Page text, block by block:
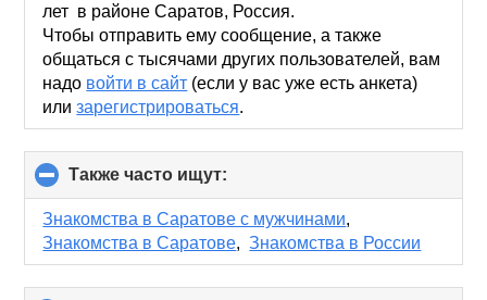
лет в районе Саратов, Россия.
Чтобы отправить ему сообщение, а также
общаться с тысячами других пользователей, вам
надо войти в сайт (если у вас уже есть анкета)
илизарегистрироваться.
Также часто ищут:
to
collapse
contents
Знакомства в Саратове с мужчинами,
Знакомства в Саратове,Знакомства в России